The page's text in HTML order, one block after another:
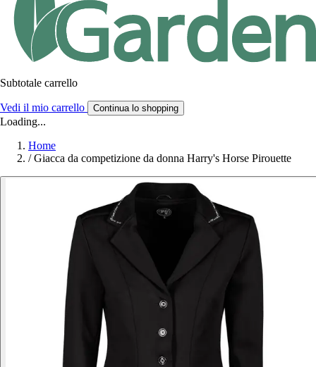
Subtotale carrello
Vedi il mio carrello Continua lo shopping
Loading...
Home
/ Giacca da competizione da donna Harry's Horse Pirouette